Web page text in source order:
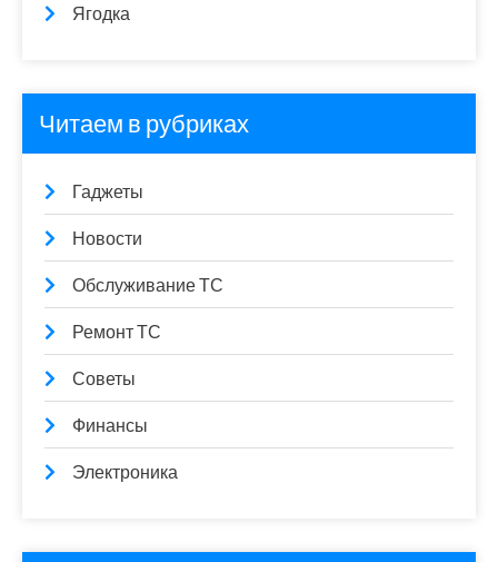
Ягодка
Читаем в рубриках
Гаджеты
Новости
Обслуживание ТС
Ремонт ТС
Советы
Финансы
Электроника